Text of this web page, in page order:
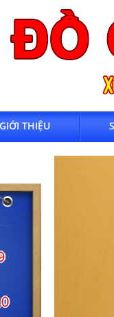
GIỚI THIỆU